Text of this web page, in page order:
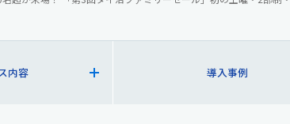
内容 導入事例